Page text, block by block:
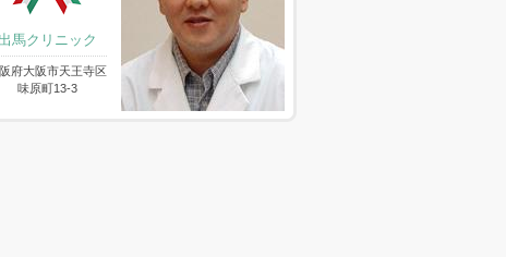
出馬クリニック
府大阪市天王寺区
味原町13-3